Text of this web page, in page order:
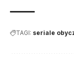
TAGI: seriale